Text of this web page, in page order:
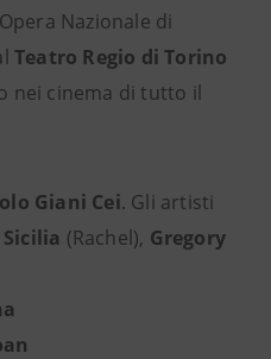
Nazionale di
Teatro Regio di Torino
nei cinema di tutto il
Giani Cei. Gli artisti
(Rachel), Gregory